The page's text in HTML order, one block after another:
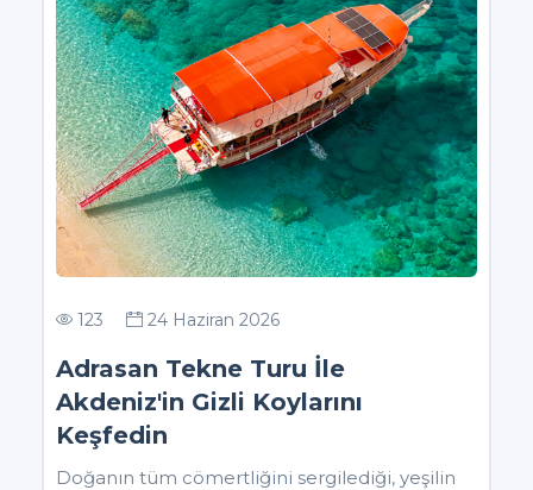
123 24 Haziran 2026
Adrasan Tekne Turu İle
Akdeniz'in Gizli Koylarını
Keşfedin
Doğanın tüm cömertliğini sergilediği, yeşilin